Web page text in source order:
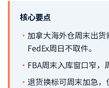
核心要点
· 加拿大海外仓周末出货
FedEx周日不取件。
· FBA周末入库窗口窄，
· 退货换标可周末加急，